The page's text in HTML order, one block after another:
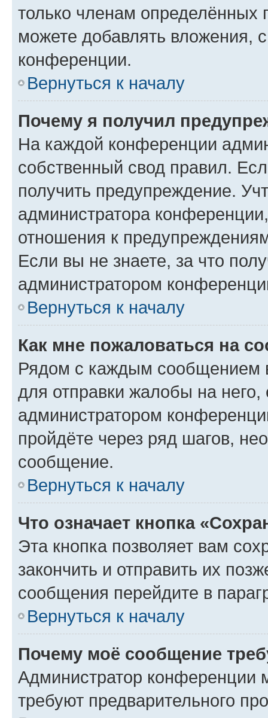
только членам определённых
можете добавлять вложения,
конференции.
Вернуться к началу
Почему я получил
На каждой конференции
собственный свод правил.
получить предупреждение.
администратора
отношения к
Если вы не знаете, за что
администратором
Вернуться к началу
Как мне пожаловаться на
Рядом с каждым сообщением
для отправки жалобы на
администратором
пройдёте через ряд шагов,
сообщение.
Вернуться к началу
Что означает кнопка
Эта кнопка позволяет вам
закончить и отправить их
сообщения перейдите в
Вернуться к началу
Почему моё сообщение
Администратор конференции
требуют предварительного